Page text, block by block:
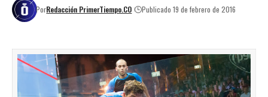
PorRedacción PrimerTiempo.CO Publicado 19 de febrero de 2016